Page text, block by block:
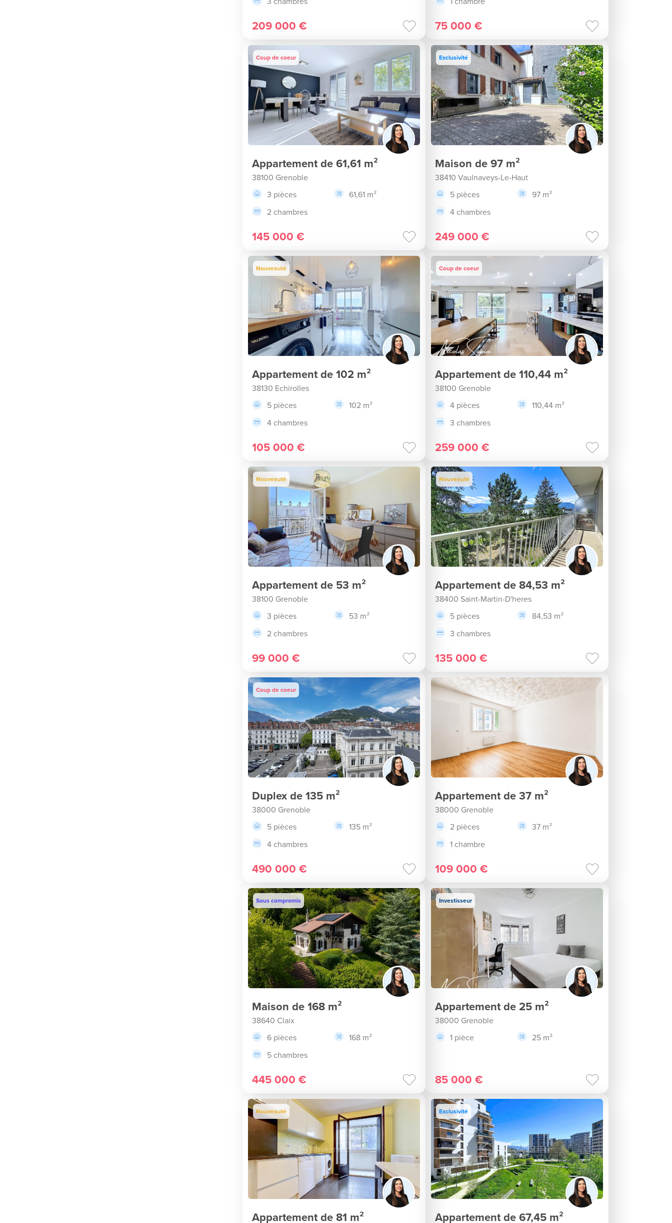
209 000 € 75 000 €
Coup de coeur
Appartement de 61,61 m²
38100 Grenoble
3 pièces
61,61 m²
2 chambres
145 000 €
Exclusivité
Maison de 97 m²
38410 Vaulnaveys-Le-Haut
5 pièces
97 m²
4 chambres
249 000 €
Nouveauté
Appartement de 102 m²
38130 Echirolles
5 pièces
102 m²
4 chambres
105 000 €
Coup de coeur
Appartement de 110,44 m²
38100 Grenoble
4 pièces
110,44 m²
3 chambres
259 000 €
Nouveauté
Appartement de 53 m²
38100 Grenoble
3 pièces
53 m²
2 chambres
99 000 €
Nouveauté
Appartement de 84,53 m²
38400 Saint-Martin-D'heres
5 pièces
84,53 m²
3 chambres
135 000 €
Coup de coeur
Duplex de 135 m²
38000 Grenoble
5 pièces
135 m²
4 chambres
490 000 €
Appartement de 37 m²
38000 Grenoble
2 pièces
37 m²
1 chambre
109 000 €
Sous compromis
Maison de 168 m²
38640 Claix
6 pièces
168 m²
5 chambres
445 000 €
Investisseur
Appartement de 25 m²
38000 Grenoble
1 pièce
25 m²
85 000 €
Nouveauté
Appartement de 81 m²
Exclusivité
Appartement de 67,45 m²